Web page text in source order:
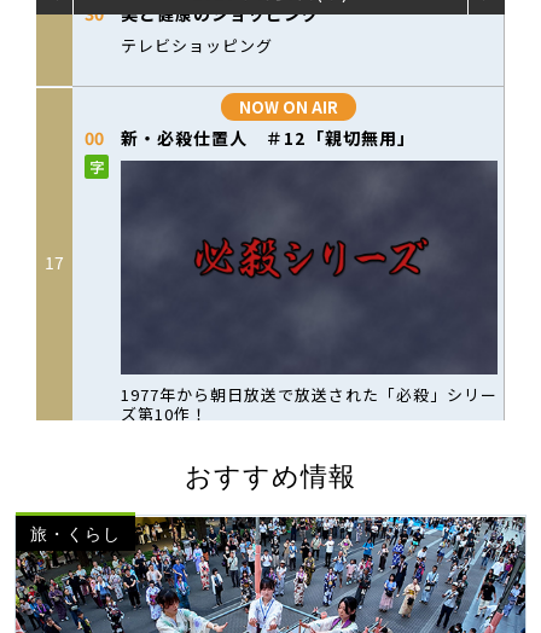
おすすめ情報
旅・くらし